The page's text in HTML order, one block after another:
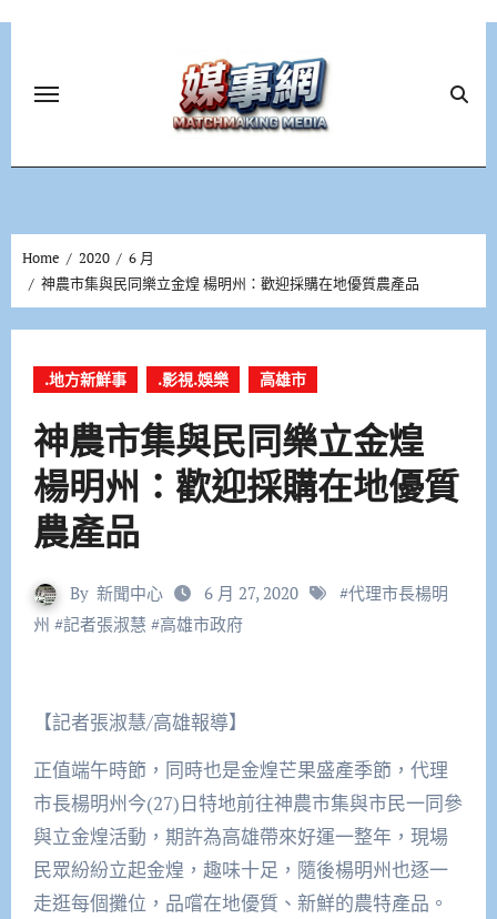
Home 2020
6 月
神農市集與民同樂立金煌 楊明州：歡迎採購在地優質農產品
.地方新鮮事 .影視.娛樂 高雄市
神農市集與民同樂立金煌
楊明州：歡迎採購在地優質
農產品
By 新聞中心 6 月 27, 2020 #代理市長楊明
州 #記者張淑慧 #高雄市政府
【記者張淑慧/高雄報導】
正值端午時節，同時也是金煌芒果盛產季節，代理
市長楊明州今(27)日特地前往神農市集與市民一同參
與立金煌活動，期許為高雄帶來好運一整年，現場
民眾紛紛立起金煌，趣味十足，隨後楊明州也逐一
走逛每個攤位，品嚐在地優質、新鮮的農特產品。